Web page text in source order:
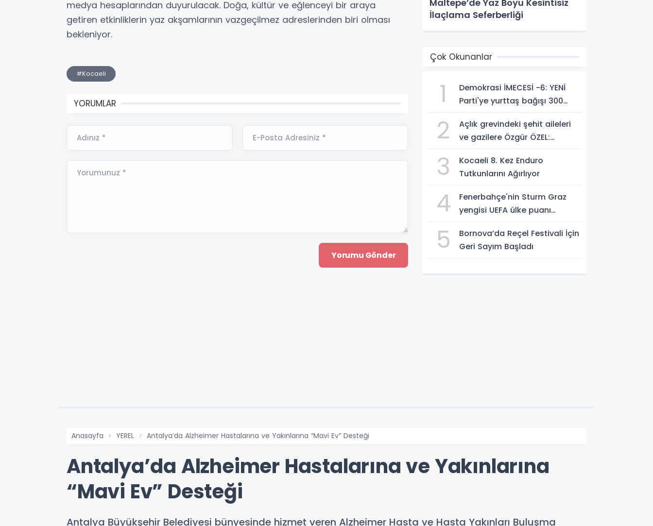
medya hesaplarından duyurulacak. Doğa, kültür ve eğlenceyi bir araya
getiren etkinliklerin yaz akşamlarının vazgeçilmez adreslerinden biri olması
bekleniyor.
#Kocaeli
YORUMLAR
Adınız * E-Posta Adresiniz *
Yorumunuz *
Maltepe’de Yaz Boyu Kesintisiz
İlaçlama Seferberliği
Çok Okunanlar
1
Demokrasi İMECESİ -6: YENİ
Parti'ye yurttaş bağışı 300
2
Açlık grevindeki şehit aileleri
ve gazilere Özgür ÖZEL:
yanınızdayız'
3
Kocaeli 8. Kez Enduro
Tutkunlarını Ağırlıyor
4
Fenerbahçe'nin Sturm Graz
yengisi UEFA ülke puanı
5
Bornova’da Reçel Festivali İçin
Geri Sayım Başladı
Anasayfa YEREL Antalya’da Alzheimer Hastalarına ve Yakınlarına “Mavi Ev” Desteği
Antalya’da Alzheimer Hastalarına ve Yakınlarına
“Mavi Ev” Desteği
Antalya Büyükşehir Belediyesi bünyesinde hizmet veren Alzheimer Hasta ve Hasta Yakınları Buluşma